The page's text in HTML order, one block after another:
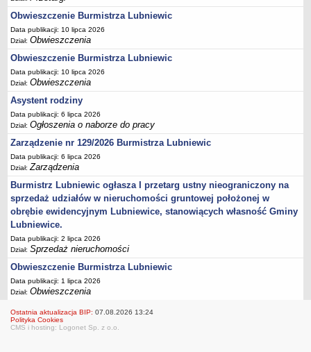
Majątek Gminy
Sprawozdania z wykonania budżetu - kwartalne
Sprawozdania z wykonania budżetu - półroczne, roczne
Umorzenia, odroczenia, raty
Fundacje i Stowarzyszenia dofinansowane z JST
Pomoc publiczna
Budżet obywatelski
Majątek jednostek podległych
Koszt wychowania przedszkolnego
Stawki czynszów najmu lokali mieszkalnych
PRZETARGI
Zamówienia publiczne
Sprzedaż mienia
Zapytania ofertowe
Plan zamówień publicznych
PRAWO LOKALNE
Uchwały Rady Miejskiej
Obwieszczenie Burmistrza Lubniewic
Data publikacji: 10 lipca 2026
Dział:Obwieszczenia
Obwieszczenie Burmistrza Lubniewic
Data publikacji: 10 lipca 2026
Dział:Obwieszczenia
Asystent rodziny
Data publikacji: 6 lipca 2026
Dział:Ogłoszenia o naborze do pracy
Zarządzenie nr 129/2026 Burmistrza Lubniewic
Data publikacji: 6 lipca 2026
Dział:Zarządzenia
Burmistrz Lubniewic ogłasza I przetarg ustny nieograniczony na
sprzedaż udziałów w nieruchomości gruntowej położonej w
obrębie ewidencyjnym Lubniewice, stanowiących własność Gminy
Lubniewice.
Data publikacji: 2 lipca 2026
Dział:Sprzedaż nieruchomości
Obwieszczenie Burmistrza Lubniewic
Data publikacji: 1 lipca 2026
Dział:Obwieszczenia
Ostatnia aktualizacja BIP: 07.08.2026 13:24
Polityka Cookies
CMS i hosting: Logonet Sp. z o.o.